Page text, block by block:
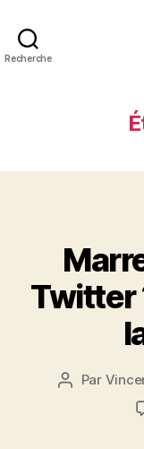
Recherche
Twitter
Auteur
Par